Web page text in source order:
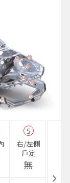
5
右/左側
戶定
無